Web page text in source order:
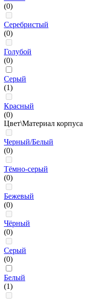
(0)
Серебристый
(0)
Голубой
(0)
Серый
(1)
Красный
(0)
Цвет\Материал корпуса
Черный/Белый
(0)
Тёмно-серый
(0)
Бежевый
(0)
Чёрный
(0)
Серый
(0)
Белый
(1)